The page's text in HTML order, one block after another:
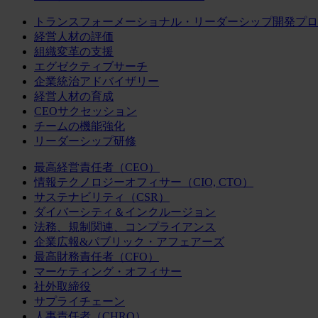
トランスフォーメーショナル・リーダーシップ開発プ
経営人材の評価
組織変革の支援
エグゼクティブサーチ
企業統治アドバイザリー
経営人材の育成
CEOサクセッション
チームの機能強化
リーダーシップ研修
最高経営責任者（CEO）
情報テクノロジーオフィサー（CIO, CTO）
サステナビリティ（CSR）
ダイバーシティ＆インクルージョン
法務、規制関連、コンプライアンス
企業広報&パブリック・アフェアーズ
最高財務責任者（CFO）
マーケティング・オフィサー
社外取締役
サプライチェーン